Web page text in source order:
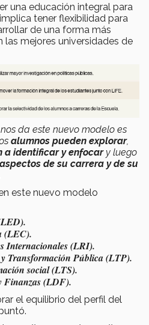
una educación integral para
tener flexibilidad para
de una forma más
las mejores universidades de
da este nuevo modelo es
alumnos pueden explorar,
a identificar y enfocary luego
de su carrera y de su
este nuevo modelo
(LEC).
Internacionales (LRI).
Transformación Pública (LTP).
social (LTS).
Finanzas (LDF).
el equilibrio del perfil del